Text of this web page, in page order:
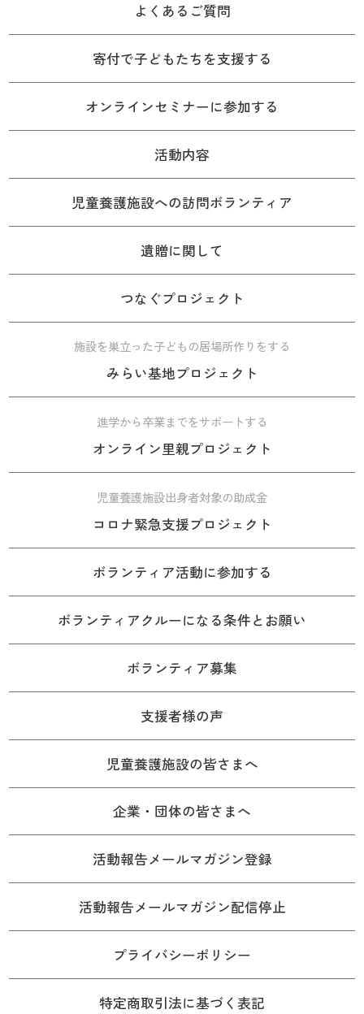
よくあるご質問
寄付で子どもたちを支援する
オンラインセミナーに参加する
活動内容
児童養護施設への訪問ボランティア
遺贈に関して
つなぐプロジェクト
施設を巣立った子どもの居場所作りをする
みらい基地プロジェクト
進学から卒業までをサポートする
オンライン里親プロジェクト
児童養護施設出身者対象の助成金
コロナ緊急支援プロジェクト
ボランティア活動に参加する
ボランティアクルーになる条件とお願い
ボランティア募集
支援者様の声
児童養護施設の皆さまへ
企業・団体の皆さまへ
活動報告メールマガジン登録
活動報告メールマガジン配信停止
プライバシーポリシー
特定商取引法に基づく表記